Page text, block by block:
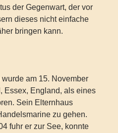
der Gegenwart, der vor
dieses nicht einfache
bringen kann.
am 15. November
Essex, England, als eines
Sein Elternhaus
zu gehen.
fuhr er zur See, konnte